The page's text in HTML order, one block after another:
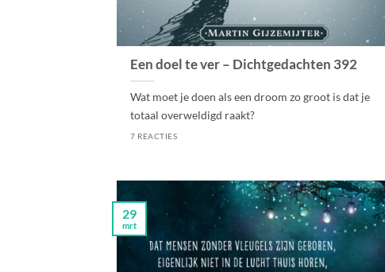
Een doel te ver – Dichtgedachten 392
Wat moet je doen als een droom zo groot is dat je
totaal overweldigd raakt?
7 REACTIES
29
mrt